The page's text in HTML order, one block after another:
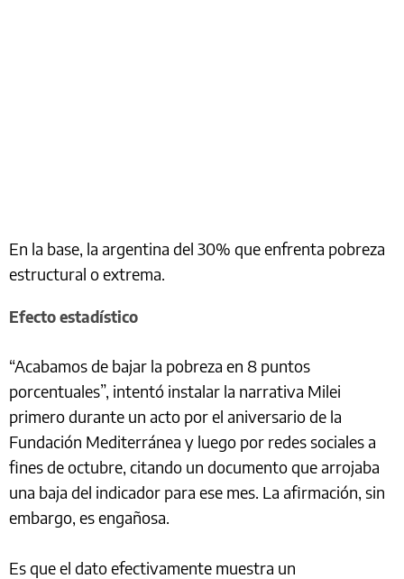
En la base, la argentina del 30% que enfrenta pobreza
estructural o extrema.
Efecto estadístico
“Acabamos de bajar la pobreza en 8 puntos
porcentuales”, intentó instalar la narrativa Milei
primero durante un acto por el aniversario de la
Fundación Mediterránea y luego por redes sociales a
fines de octubre, citando un documento que arrojaba
una baja del indicador para ese mes. La afirmación, sin
embargo, es engañosa.
Es que el dato efectivamente muestra un